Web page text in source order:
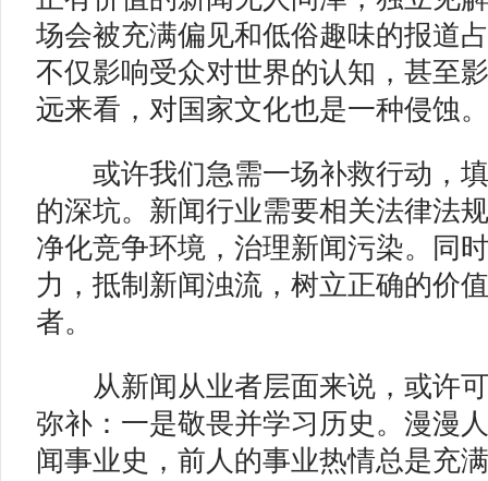
场会被充满偏见和低俗趣味的报道
不仅影响受众对世界的认知，甚至
远来看，对国家文化也是一种侵蚀。
或许我们急需一场补救行动，填
的深坑。新闻行业需要相关法律法
净化竞争环境，治理新闻污染。同
力，抵制新闻浊流，树立正确的价
者。
从新闻从业者层面来说，或许可
弥补：一是敬畏并学习历史。漫漫
闻事业史，前人的事业热情总是充